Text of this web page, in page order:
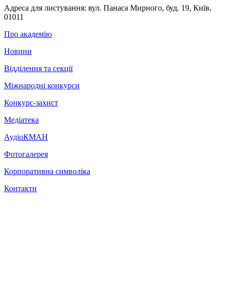
Адреса для листування: вул. Панаса Мирного, буд. 19, Київ,
01011
Про академію
Новини
Відділення та секції
Міжнародні конкурси
Конкурс-захист
Медіатека
АудіоКМАН
Фотогалерея
Корпоративна символіка
Контакти